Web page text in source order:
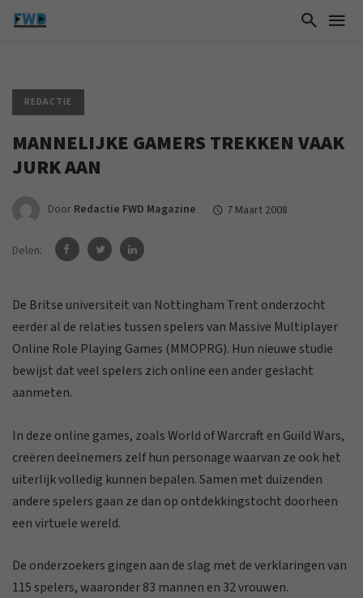
REDACTIE
MANNELIJKE GAMERS TREKKEN VAAK
JURK AAN
Door Redactie FWD Magazine 7 Maart 2008
Delen:
De Britse universiteit van Nottingham Trent onderzocht
eerder al de relaties tussen spelers van Massive Multiplayer
Online Role Playing Games (MMOPRG). Hun nieuwe studie
bewijst dat veel spelers zich online een ander geslacht
aanmeten.
In deze online games, zoals World of Warcraft en Guild Wars,
creëren deelnemers zelf hun personage waarvan ze ook het
uiterlijk volledig kunnen bepalen. Samen met duizenden
andere spelers gaan ze dan op ontdekkingstocht doorheen
een virtuele wereld.
De onderzoekers gingen aan de slag met de verklaringen van
115 spelers, waaronder 83 mannen en 32 vrouwen.